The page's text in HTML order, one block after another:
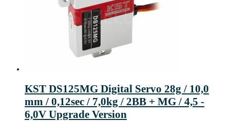
KST DS125MG Digital Servo 28g / 10,0
mm / 0,12sec / 7,0kg / 2BB + MG / 4,5 -
6,0V Upgrade Version